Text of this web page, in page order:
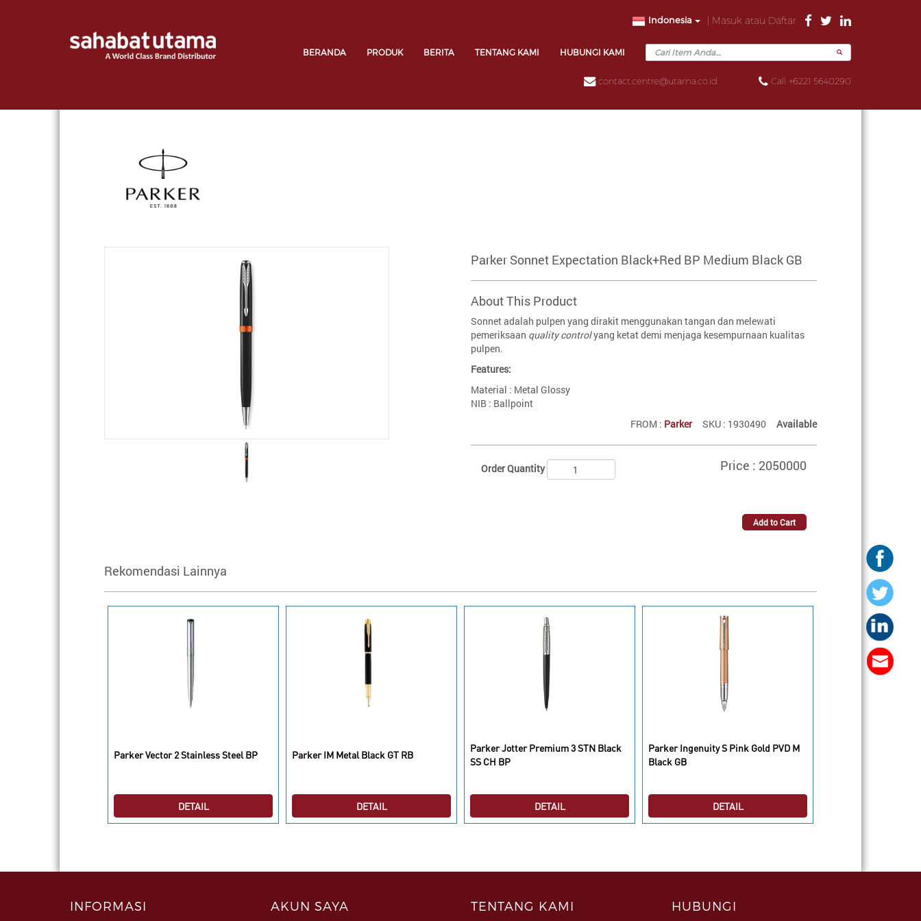
| Masuk atau Daftar
Indonesia
BERANDA PRODUK BERITA TENTANG KAMI HUBUNGI KAMI
contact.centre@utama.co.id Call +6221 5640290
Parker Sonnet Expectation Black+Red BP Medium Black GB
About This Product
Sonnet adalah pulpen yang dirakit menggunakan tangan dan melewati
pemeriksaan quality controlyang ketat demi menjaga kesempurnaan kualitas
pulpen.
Features:
Material : Metal Glossy
NIB : Ballpoint
FROM : ParkerSKU : 1930490 Available
Order Quantity Price : 2050000
Rekomendasi Lainnya
Parker Vector 2 Stainless Steel BP
DETAIL
Parker IM Metal Black GT RB
DETAIL
Parker Jotter Premium 3 STN Black
SS CH BP
DETAIL
Parker Ingenuity S Pink Gold PVD M
Black GB
DETAIL
INFORMASI AKUN SAYA TENTANG KAMI HUBUNGI